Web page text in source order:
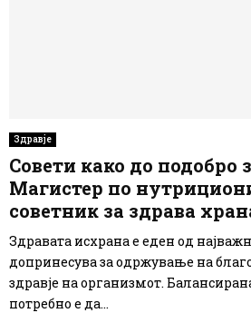
Здравје
Совети како до подобро
Магистер по
советник за здрава
Здравата исхрана е еден од
допринесува за одржувањe на
здравје на организмот.
потребно е да...